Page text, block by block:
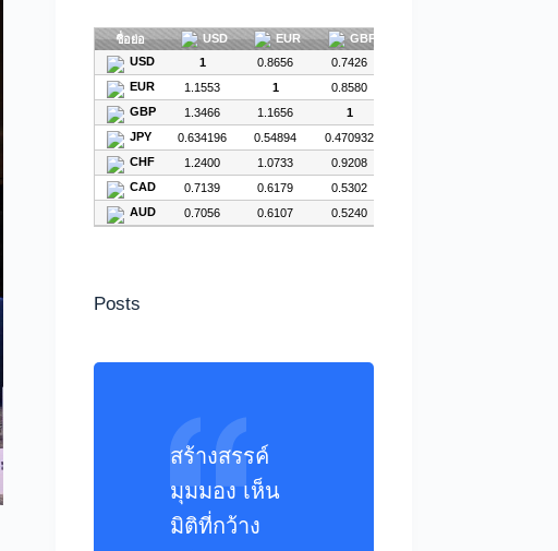
Posts
สร้างสรรค์
มุมมอง เห็น
มิติที่กว้าง